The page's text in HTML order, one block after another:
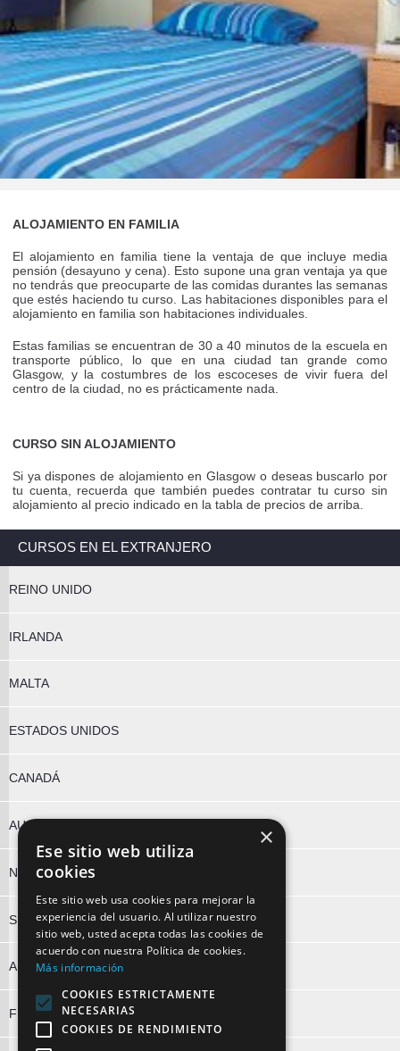
ALOJAMIENTO EN FAMILIA
El alojamiento en familia tiene la ventaja de que incluye media
pensión (desayuno y cena). Esto supone una gran ventaja ya que
no tendrás que preocuparte de las comidas durantes las semanas
que estés haciendo tu curso. Las habitaciones disponibles para el
alojamiento en familia son habitaciones individuales.
Estas familias se encuentran de 30 a 40 minutos de la escuela en
transporte público, lo que en una ciudad tan grande como
Glasgow, y la costumbres de los escoceses de vivir fuera del
centro de la ciudad, no es prácticamente nada.
CURSO SIN ALOJAMIENTO
Si ya dispones de alojamiento en Glasgow o deseas buscarlo por
tu cuenta, recuerda que también puedes contratar tu curso sin
alojamiento al precio indicado en la tabla de precios de arriba.
CURSOS EN EL EXTRANJERO
REINO UNIDO
IRLANDA
MALTA
ESTADOS UNIDOS
CANADÁ
AUSTRALIA
NUEVA ZELANDA
SUDÁFRICA
ALEMANIA
FRANCIA
×
Ese sitio web utiliza
cookies
Este sitio web usa cookies para mejorar la
experiencia del usuario. Al utilizar nuestro
sitio web, usted acepta todas las cookies de
acuerdo con nuestra Política de cookies.
Más información
COOKIES ESTRICTAMENTE
NECESARIAS
COOKIES DE RENDIMIENTO